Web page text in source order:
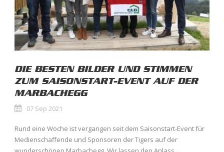
DIE BESTEN BILDER UND STIMMEN
ZUM SAISONSTART-EVENT AUF DER
MARBACHEGG
07 Sep 2021
Rund eine Woche ist vergangen seit dem Saisonstart-Event für
Medienschaffende und Sponsoren der Tigers auf der